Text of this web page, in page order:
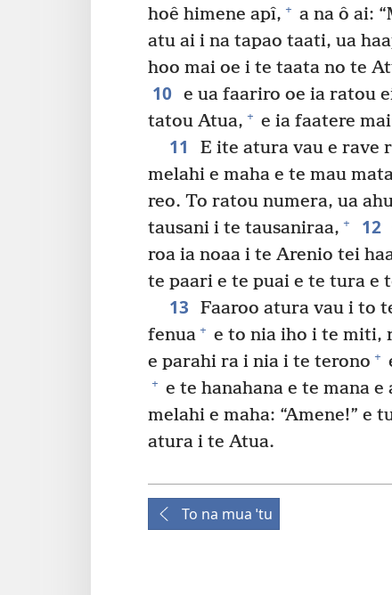
hoê himene apî, + a na ô ai:
atu ai i na tapao taati, ua
hoo mai oe i te taata no te
10 e ua faariro oe ia ratou
tatou Atua, + e ia faatere
11
E ite atura vau e rave
melahi e maha e te mau
reo. To ratou numera, ua
tausani i te tausaniraa, + 12
roa ia noaa i te Arenio tei
te paari e te puai e te tura e
13
Faaroo atura vau i to
fenua + e to nia iho i te miti,
e parahi ra i nia i te terono +
+ e te hanahana e te mana e
melahi e maha: “Amene!” e
atura i te Atua.
To na mua ˈtu